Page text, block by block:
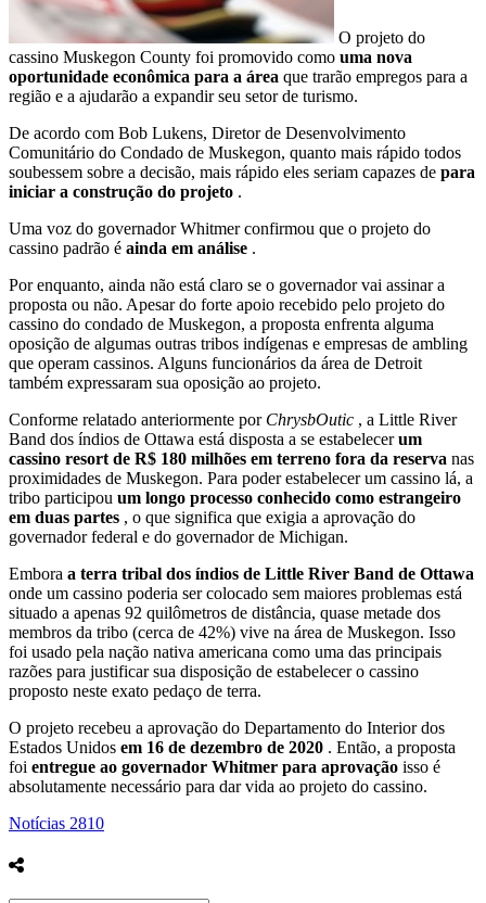
O projeto do
cassino Muskegon County foi promovido como uma nova
oportunidade econômica para a área que trarão empregos para a
região e a ajudarão a expandir seu setor de turismo.
De acordo com Bob Lukens, Diretor de Desenvolvimento
Comunitário do Condado de Muskegon, quanto mais rápido todos
soubessem sobre a decisão, mais rápido eles seriam capazes de para
iniciar a construção do projeto .
Uma voz do governador Whitmer confirmou que o projeto do
cassino padrão é ainda em análise .
Por enquanto, ainda não está claro se o governador vai assinar a
proposta ou não. Apesar do forte apoio recebido pelo projeto do
cassino do condado de Muskegon, a proposta enfrenta alguma
oposição de algumas outras tribos indígenas e empresas de ambling
que operam cassinos. Alguns funcionários da área de Detroit
também expressaram sua oposição ao projeto.
Conforme relatado anteriormente por ChrysbOutic , a Little River
Band dos índios de Ottawa está disposta a se estabelecerum
cassino resort de R$ 180 milhões em terreno fora da reserva nas
proximidades de Muskegon. Para poder estabelecer um cassino lá, a
tribo participou um longo processo conhecido como estrangeiro
em duas partes , o que significa que exigia a aprovação do
governador federal e do governador de Michigan.
Embora a terra tribal dos índios de Little River Band de Ottawa
onde um cassino poderia ser colocado sem maiores problemas está
situado a apenas 92 quilômetros de distância, quase metade dos
membros da tribo (cerca de 42%) vive na área de Muskegon. Isso
foi usado pela nação nativa americana como uma das principais
razões para justificar sua disposição de estabelecer o cassino
proposto neste exato pedaço de terra.
O projeto recebeu a aprovação do Departamento do Interior dos
Estados Unidos em 16 de dezembro de 2020 . Então, a proposta
foi entregue ao governador Whitmer para aprovação isso é
absolutamente necessário para dar vida ao projeto do cassino.
Notícias 2810